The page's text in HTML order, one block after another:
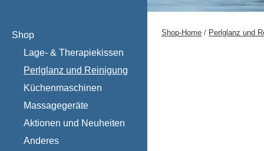
Shop
Lage- & Therapiekissen
Perlglanz und Reinigung
Küchenmaschinen
Massagegeräte
Aktionen und Neuheiten
Anderes
Shop-Home / Perlglanz und